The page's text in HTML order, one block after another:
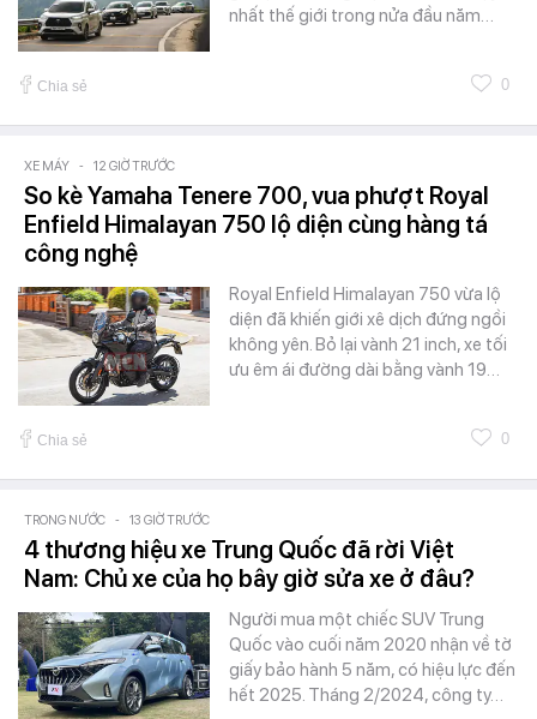
nhất thế giới trong nửa đầu năm…
Chia sẻ 0
XE MÁY - 12 GIỜ TRƯỚC
So kè Yamaha Tenere 700, vua phượt Royal
Enfield Himalayan 750 lộ diện cùng hàng tá
công nghệ
Royal Enfield Himalayan 750 vừa lộ
diện đã khiến giới xê dịch đứng ngồi
không yên. Bỏ lại vành 21 inch, xe tối
ưu êm ái đường dài bằng vành 19…
Chia sẻ 0
TRONG NƯỚC - 13 GIỜ TRƯỚC
4 thương hiệu xe Trung Quốc đã rời Việt
Nam: Chủ xe của họ bây giờ sửa xe ở đâu?
Người mua một chiếc SUV Trung
Quốc vào cuối năm 2020 nhận về tờ
giấy bảo hành 5 năm, có hiệu lực đến
hết 2025. Tháng 2/2024, công ty…